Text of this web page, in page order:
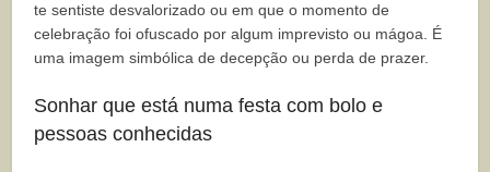
te sentiste desvalorizado ou em que o momento de
celebração foi ofuscado por algum imprevisto ou mágoa. É
uma imagem simbólica de decepção ou perda de prazer.
Sonhar que está numa festa com bolo e
pessoas conhecidas